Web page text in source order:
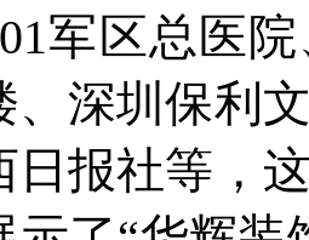
军区总医
、深圳保利
日报社等，